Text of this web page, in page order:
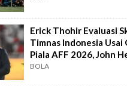
Erick Thohir Evaluasi
Timnas Indonesia Usai
Piala AFF 2026, John
Out?
BOLA